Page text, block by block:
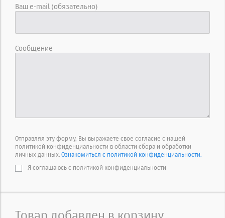
Ваш e-mail (обязательно)
Сообщение
Отправляя эту форму, Вы выражаете свое согласие с нашей
политикой конфиденциальности в области сбора и обработки
личных данных. Ознакомиться с политикой конфиденциальности.
Я соглашаюсь с политикой конфиденциальности